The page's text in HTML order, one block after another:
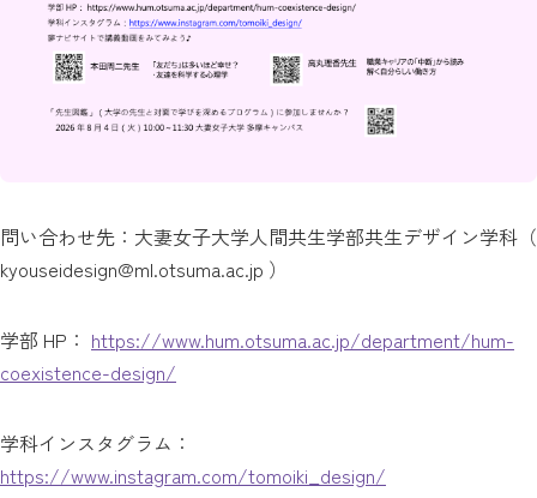
問い合わせ先：大妻女子大学人間共生学部共生デザイン学科（
kyouseidesign@ml.otsuma.ac.jp ）
学部 HP： https://www.hum.otsuma.ac.jp/department/hum-
coexistence-design/
学科インスタグラム：
https://www.instagram.com/tomoiki_design/